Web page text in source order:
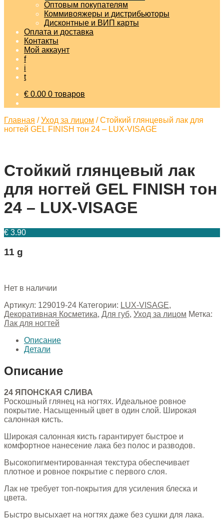
Оптовым покупателям
Коммивояжеры и дистрибьюторы
Дисконтные и ВИП карты
Оплата и доставка
Контакты
Мой аккаунт
f
i
t
€ 0.00 0 товаров
Главная /Уход за лицом /Стойкий глянцевый лак для
ногтей GEL FINISH тон 24 – LUX-VISAGE
Стойкий глянцевый лак
для ногтей GEL FINISH тон
24 – LUX-VISAGE
€ 3.90
11 g
Нет в наличии
Артикул: 129019-24 Категории: LUX-VISAGE,
Декоративная Косметика, Для губ, Уход за лицом Метка:
Лак для ногтей
Описание
Детали
Описание
24 ЯПОНСКАЯ СЛИВА
Роскошный глянец на ногтях. Идеальное ровное
покрытие. Насыщенный цвет в один слой. Широкая
салонная кисть.
Широкая салонная кисть гарантирует быстрое и
комфортное нанесение лака без полос и разводов.
Высокопигментированная текстура обеспечивает
плотное и ровное покрытие с первого слоя.
Лак не требует топ-покрытия для усиления блеска и
цвета.
Быстро высыхает на ногтях даже без сушки для лака.